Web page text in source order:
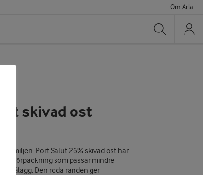
Om Arla
Sök
skivad ost
familjen. Port Salut 26% skivad ost har
förpackning som passar mindre
pålägg. Den röda randen ger